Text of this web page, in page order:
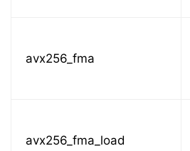
avx256_fma
avx256_fma_load